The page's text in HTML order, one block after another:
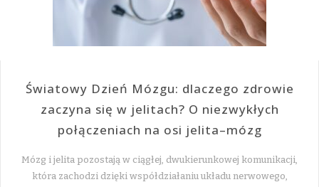
Światowy Dzień Mózgu: dlaczego zdrowie
zaczyna się w jelitach? O niezwykłych
połączeniach na osi jelita–mózg
Mózg i jelita pozostają w ciągłej, dwukierunkowej komunikacji,
która zachodzi dzięki współdziałaniu układu nerwowego,